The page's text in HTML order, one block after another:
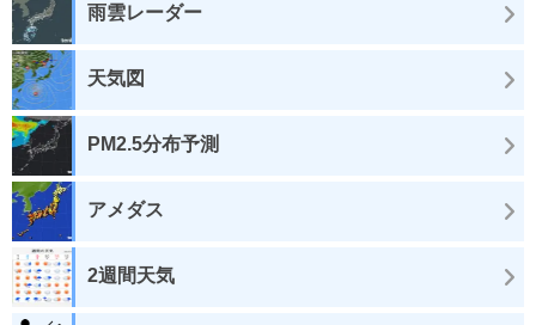
雨雲レーダー
天気図
PM2.5分布予測
アメダス
2週間天気